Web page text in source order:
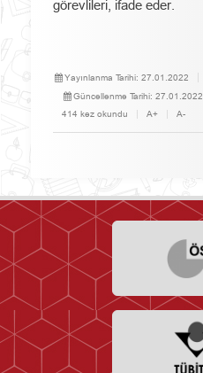
görevlileri, ifade eder.
Yayınlanma Tarihi: 27.01.2022
Güncellenme Tarihi: 27.01.2022
414 kez okundu
A+ A-